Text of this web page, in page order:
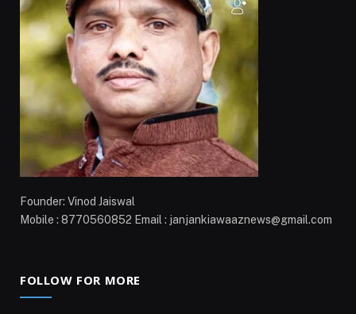
Founder: Vinod Jaiswal
Mobile : 8770560852 Email : janjankiawaaznews@gmail.com
FOLLOW FOR MORE